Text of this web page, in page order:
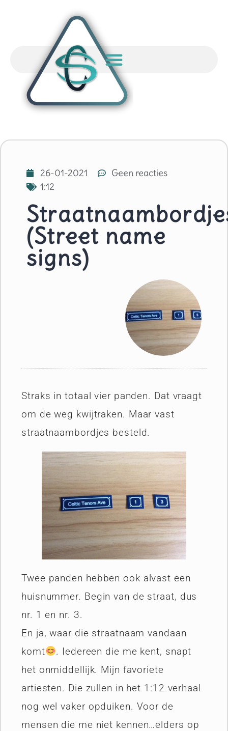
26-01-2021
Geen reacties
1:12
(Street name
signs)
Straks in totaal vier panden. Dat vraagt
om de weg kwijtraken. Maar vast
straatnaambordjes besteld.
Twee panden hebben ook alvast een
huisnummer. Begin van de straat, dus
nr. 1 en nr. 3.
En ja, waar die straatnaam vandaan
komt
. Iedereen die me kent, snapt
het onmiddellijk. Mijn favoriete
artiesten. Die zullen in het 1:12 verhaal
nog wel vaker opduiken. Voor de
mensen die me niet kennen…elders op